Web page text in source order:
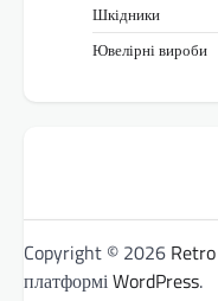
Шкідники
Ювелірні вироби
Copyright © 2026 Retro
платформіWordPress.